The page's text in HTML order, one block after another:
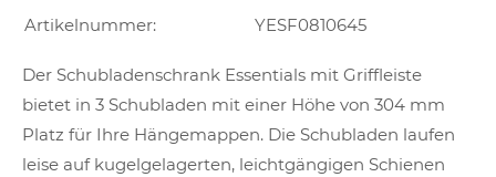
Artikelnummer: YESF0810645
Der Schubladenschrank Essentials mit Griffleiste
bietet in 3 Schubladen mit einer Höhe von 304 mm
Platz für Ihre Hängemappen. Die Schubladen laufen
leise auf kugelgelagerten, leichtgängigen Schienen